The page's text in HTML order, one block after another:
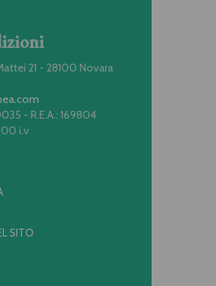
21 - 28100 Novara
- R.E.A.: 169804
i.v
SITO